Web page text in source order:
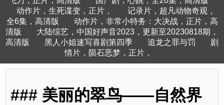
动作片，生死谍变，正片，
记录片，超凡动物奇观，
全6集，高清版
动作片，非常小特务：大决战，正片，高
清版
大陆综艺，中国好声音2023，更新至20230818期，
高清版
黑人小姐速写喜剧第四季 追龙之罪与罚
剧
情片，陨石恶梦，正片，
### 美丽的翠鸟——自然界